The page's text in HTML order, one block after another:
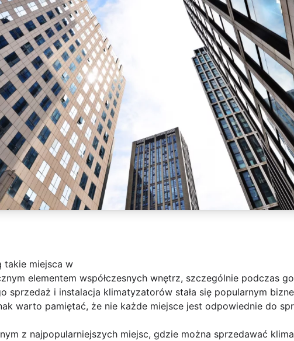
takie miejsca w
elementem współczesnych wnętrz, szczególnie podczas
sprzedaż i instalacja klimatyzatorów stała się popularnym
warto pamiętać, że nie każde miejsce jest odpowiednie do
z najpopularniejszych miejsc, gdzie można sprzedawać